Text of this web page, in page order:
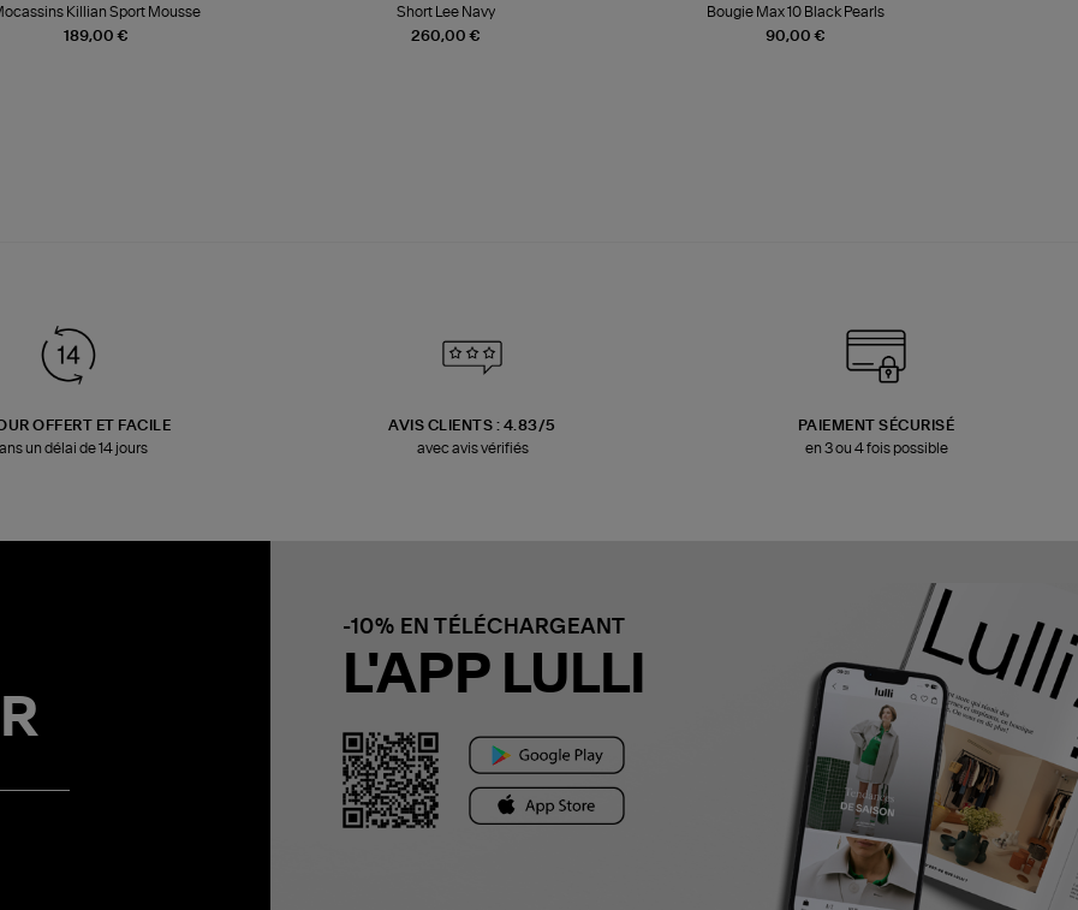
189,00 €
Killian Sport Mousse
260,00 €
Short Lee Navy
90,00 €
Bougie Max 10 Black Pearls
OFFERT ET FACILE
un délai de 14 jours
AVIS CLIENTS : 4.83/5
avec avis vérifiés
PAIEMENT SÉCURISÉ
en 3 ou 4 fois possible
-10% EN TÉLÉCHARGEANT
L'APP LULLI